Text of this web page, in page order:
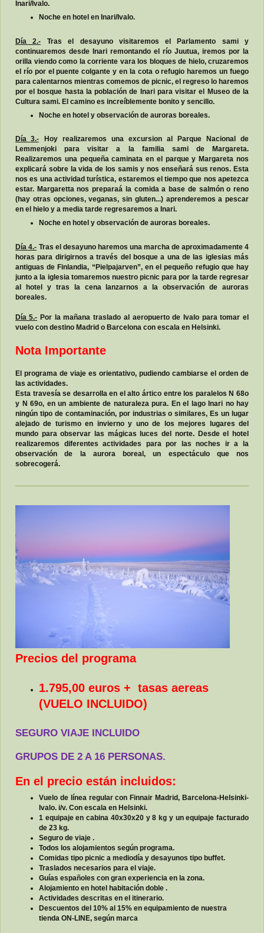
Inari/Ivalo.
Noche en hotel en Inari/Ivalo.
Día 2.-
Tras el desayuno visitaremos el Parlamento sami y
continuaremos desde Inari remontando el río Juutua, iremos por la
orilla viendo como la corriente vara los bloques de hielo, cruzaremos
el río por el puente colgante y en la cota o refugio haremos un fuego
para calentarnos mientras comemos de picnic, el regreso lo haremos
por el bosque hasta la población de Inari para visitar el Museo de la
Cultura sami. El camino es increíblemente bonito y sencillo.
Noche en hotel y observación de auroras boreales.
Día 3.-
Hoy realizaremos una excursion al Parque Nacional de
Lemmenjoki para visitar a la familia sami de Margareta.
Realizaremos una pequeña caminata en el parque y Margareta nos
explicará sobre la vida de los samis y nos enseñará sus renos. Esta
nos es una actividad turística, estaremos el tiempo que nos apetezca
estar. Margaretta nos preparaá la comida a base de salmón o reno
(hay otras opciones, veganas, sin gluten...) aprenderemos a pescar
en el hielo y a media tarde regresaremos a Inari.
Noche en hotel y observación de auroras boreales.
Día 4.- Tras el desayuno haremos una marcha de aproximadamente 4
horas para dirigirnos a través del bosque a una de las iglesias más
antiguas de Finlandia, “Pielpajarven”, en el pequeño refugio que hay
junto a la iglesia tomaremos nuestro picnic para por la tarde regresar
al hotel y tras la cena lanzarnos a la observación de auroras
boreales.
Día 5.- Por la mañana traslado al aeropuerto de Ivalo para tomar el
vuelo con destino Madrid o Barcelona con escala en Helsinki.
Nota Importante
El programa de viaje es orientativo, pudiendo cambiarse el orden de
las actividades.
Esta travesía se desarrolla en el alto ártico entre los paralelos N 68o
y N 69o, en un ambiente de naturaleza pura. En el lago Inari no hay
ningún tipo de contaminación, por industrias o similares, Es un lugar
alejado de turismo en invierno y uno de los mejores lugares del
mundo para observar las mágicas luces del norte. Desde el hotel
realizaremos diferentes actividades para por las noches ir a la
observación de la aurora boreal, un espectáculo que nos
sobrecogerá.
Precios del programa
1.795,00 euros + tasas aereas
(VUELO INCLUIDO)
SEGURO VIAJE INCLUIDO
GRUPOS DE 2 A 16 PERSONAS.
En el precio están incluidos:
Vuelo de línea regular con Finnair Madrid, Barcelona-Helsinki-
Ivalo. i/v. Con escala en Helsinki.
1 equipaje en cabina 40x30x20 y 8 kg y un equipaje facturado
de 23 kg.
Seguro de viaje .
Todos los alojamientos según programa.
Comidas tipo picnic a mediodía y desayunos tipo buffet.
Traslados necesarios para el viaje.
Guías españoles con gran experiencia en la zona.
Alojamiento en hotel habitación doble .
Actividades descritas en el itinerario.
Descuentos del 10% al 15% en equipamiento de nuestra
tienda ON-LINE, según marca